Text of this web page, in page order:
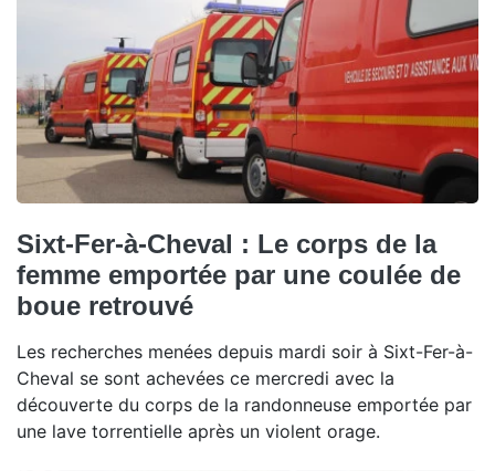
Sixt-Fer-à-Cheval : Le corps de la
femme emportée par une coulée de
boue retrouvé
Les recherches menées depuis mardi soir à Sixt-Fer-à-
Cheval se sont achevées ce mercredi avec la
découverte du corps de la randonneuse emportée par
une lave torrentielle après un violent orage.